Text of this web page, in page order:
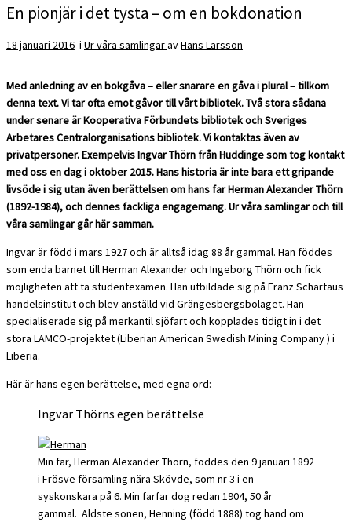
En pionjär i det tysta – om en bokdonation
18 januari 2016 i Ur våra samlingaravHans Larsson
Med anledning av en bokgåva – eller snarare en gåva i plural – tillkom
denna text. Vi tar ofta emot gåvor till vårt bibliotek. Två stora sådana
under senare är Kooperativa Förbundets bibliotek och Sveriges
Arbetares Centralorganisations bibliotek. Vi kontaktas även av
privatpersoner. Exempelvis Ingvar Thörn från Huddinge som tog kontakt
med oss en dag i oktober 2015. Hans historia är inte bara ett gripande
livsöde i sig utan även berättelsen om hans far Herman Alexander Thörn
(1892-1984), och dennes fackliga engagemang. Ur våra samlingar och till
våra samlingar går här samman.
Ingvar är född i mars 1927 och är alltså idag 88 år gammal. Han föddes
som enda barnet till Herman Alexander och Ingeborg Thörn och fick
möjligheten att ta studentexamen. Han utbildade sig på Franz Schartaus
handelsinstitut och blev anställd vid Grängesbergsbolaget. Han
specialiserade sig på merkantil sjöfart och kopplades tidigt in i det
stora LAMCO-projektet (Liberian American Swedish Mining Company ) i
Liberia.
Här är hans egen berättelse, med egna ord:
Ingvar Thörns egen berättelse
Min far, Herman Alexander Thörn, föddes den 9 januari 1892
i Frösve församling nära Skövde, som nr 3 i en
syskonskara på 6. Min farfar dog redan 1904, 50 år
gammal. Äldste sonen, Henning (född 1888) tog hand om